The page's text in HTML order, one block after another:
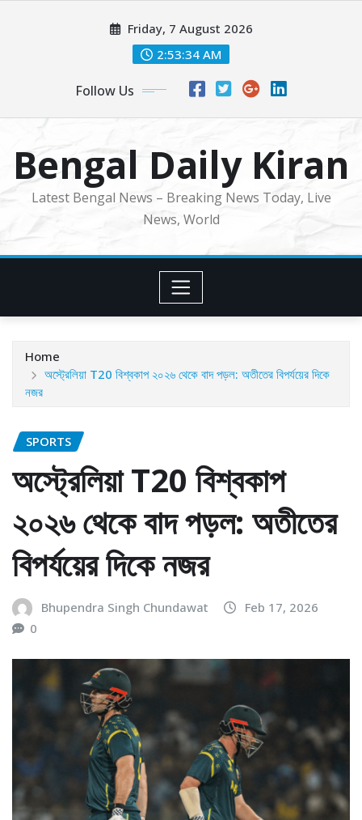
Friday, 7 August 2026
2:53:35 AM
Follow Us
Bengal Daily Kiran
Latest Bengal News – Breaking News Today, Live
News, World
Home
অস্ট্রেলিয়া T20 বিশ্বকাপ ২০২৬ থেকে বাদ পড়ল: অতীতের বিপর্যয়ের দিকে
নজর
SPORTS
অস্ট্রেলিয়া T20 বিশ্বকাপ
২০২৬ থেকে বাদ পড়ল: অতীতের
বিপর্যয়ের দিকে নজর
Bhupendra Singh Chundawat
Feb 17, 2026
0